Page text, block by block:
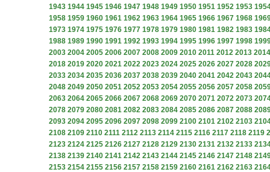
1943 1944 1945 1946 1947 1948 1949 1950 1951 1952 1953
1958 1959 1960 1961 1962 1963 1964 1965 1966 1967 1968
1973 1974 1975 1976 1977 1978 1979 1980 1981 1982 1983
1988 1989 1990 1991 1992 1993 1994 1995 1996 1997 1998
2003 2004 2005 2006 2007 2008 2009 2010 2011 2012 2013 2014
2018 2019 2020 2021 2022 2023 2024 2025 2026 2027 2028
2033 2034 2035 2036 2037 2038 2039 2040 2041 2042 2043
2048 2049 2050 2051 2052 2053 2054 2055 2056 2057 2058
2063 2064 2065 2066 2067 2068 2069 2070 2071 2072 2073
2078 2079 2080 2081 2082 2083 2084 2085 2086 2087 2088
2093 2094 2095 2096 2097 2098 2099 2100 2101 2102 2103
2108 2109 2110 2111 2112 2113 2114 2115 2116 2117 2118 2119
2123 2124 2125 2126 2127 2128 2129 2130 2131 2132 2133
2138 2139 2140 2141 2142 2143 2144 2145 2146 2147 2148
2153 2154 2155 2156 2157 2158 2159 2160 2161 2162 2163